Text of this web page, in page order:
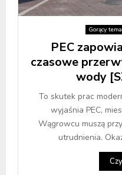
Gorący
PEC
czasowe
wody
To skutek prac
wyjaśnia PEC,
Wągrowcu muszą
utrudnienia.